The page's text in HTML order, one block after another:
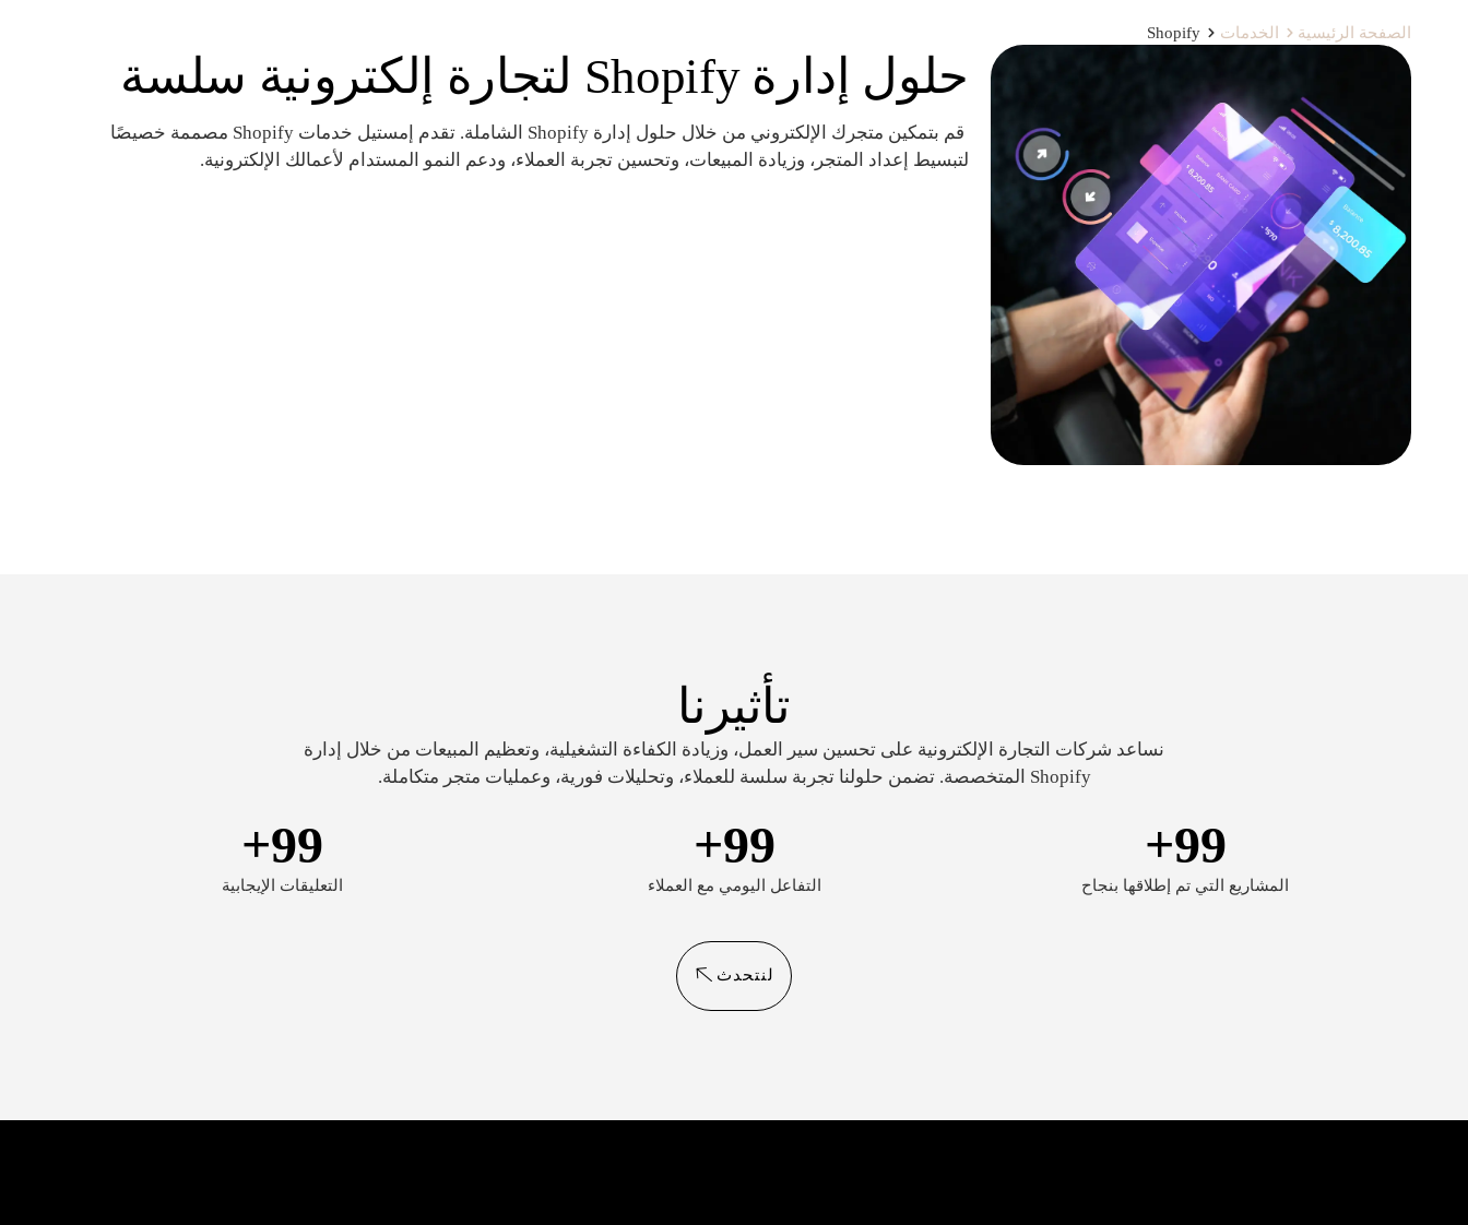
الصفحة الرئيسية الخدمات Shopify
حلول إدارة Shopify لتجارة إلكترونية سلسة
قم بتمكين متجرك الإلكتروني من خلال حلول إدارة Shopify الشاملة. تقدم إمستيل خدمات Shopify مصممة خصيصًا
لتبسيط إعداد المتجر، وزيادة المبيعات، وتحسين تجربة العملاء، ودعم النمو المستدام لأعمالك الإلكترونية.
تأثيرنا
نساعد شركات التجارة الإلكترونية على تحسين سير العمل، وزيادة الكفاءة التشغيلية، وتعظيم المبيعات من خلال إدارة
Shopify المتخصصة. تضمن حلولنا تجربة سلسة للعملاء، وتحليلات فورية، وعمليات متجر متكاملة.
المشاريع التي تم إطلاقها بنجاح
99
+
التفاعل اليومي مع العملاء
99
+
التعليقات الإيجابية
99
+
لنتحدث